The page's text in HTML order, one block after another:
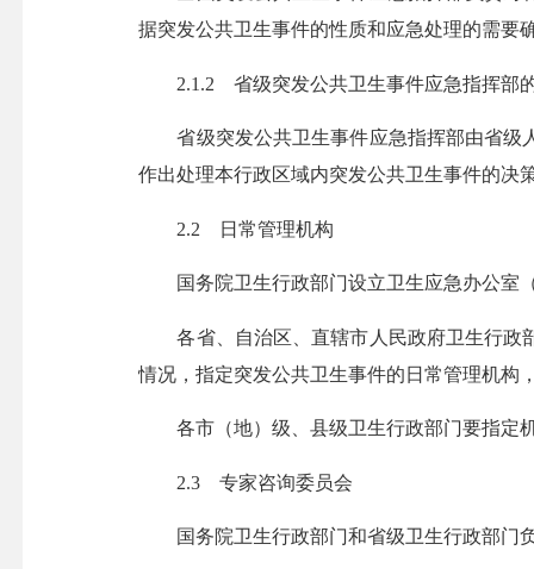
据突发公共卫生事件的性质和应急处理的需要确
2.1.2 省级突发公共卫生事件应急指挥部
省级突发公共卫生事件应急指挥部由省级人
作出处理本行政区域内突发公共卫生事件的决
2.2 日常管理机构
国务院卫生行政部门设立卫生应急办公室（
各省、自治区、直辖市人民政府卫生行政部
情况，指定突发公共卫生事件的日常管理机构
各市（地）级、县级卫生行政部门要指定机
2.3 专家咨询委员会
国务院卫生行政部门和省级卫生行政部门负